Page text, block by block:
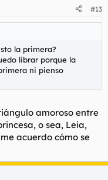
#13
la primera?
librar porque la
ni pienso
amoroso entre
o sea, Leia,
acuerdo cómo se